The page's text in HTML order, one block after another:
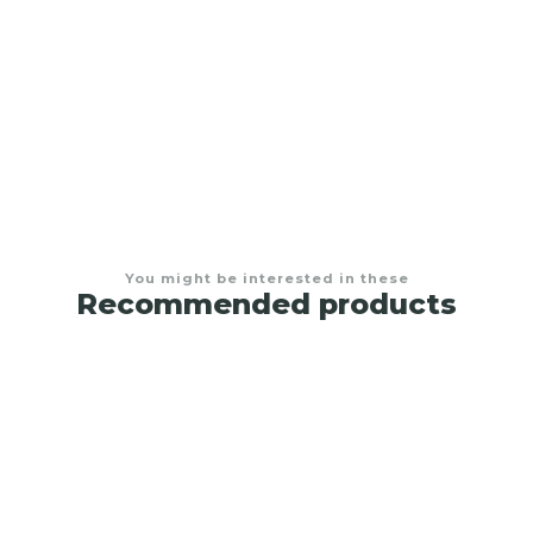
You might be interested in these
Recommended products